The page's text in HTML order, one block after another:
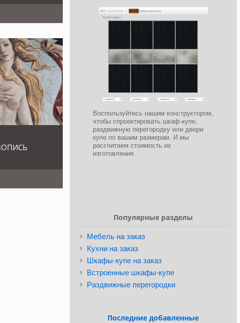
Воспользуйтесь нашим конструктором,
чтобы спроектировать шкаф-купе,
раздвижную перегородку или двери
купе по вашим размерам. И мы
рассчитаем стоимость их
изготовления.
Популярные разделы
Мебель на заказ
Кухни на заказ
Шкафы-купе на заказ
Встроенные шкафы-купе
Раздвижные перегородки
Последние добавленные